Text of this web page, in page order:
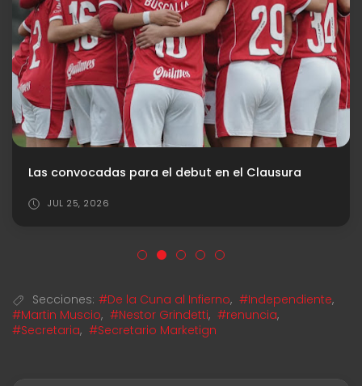
Las convocadas para el debut en el Clausura
JUL 25, 2026
Secciones: #De la Cuna al Infierno, #Independiente,
#Martin Muscio, #Nestor Grindetti, #renuncia,
#Secretaria, #Secretario Marketign